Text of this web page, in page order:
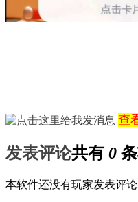
查
发表评论共有 0
本软件还没有玩家发表评